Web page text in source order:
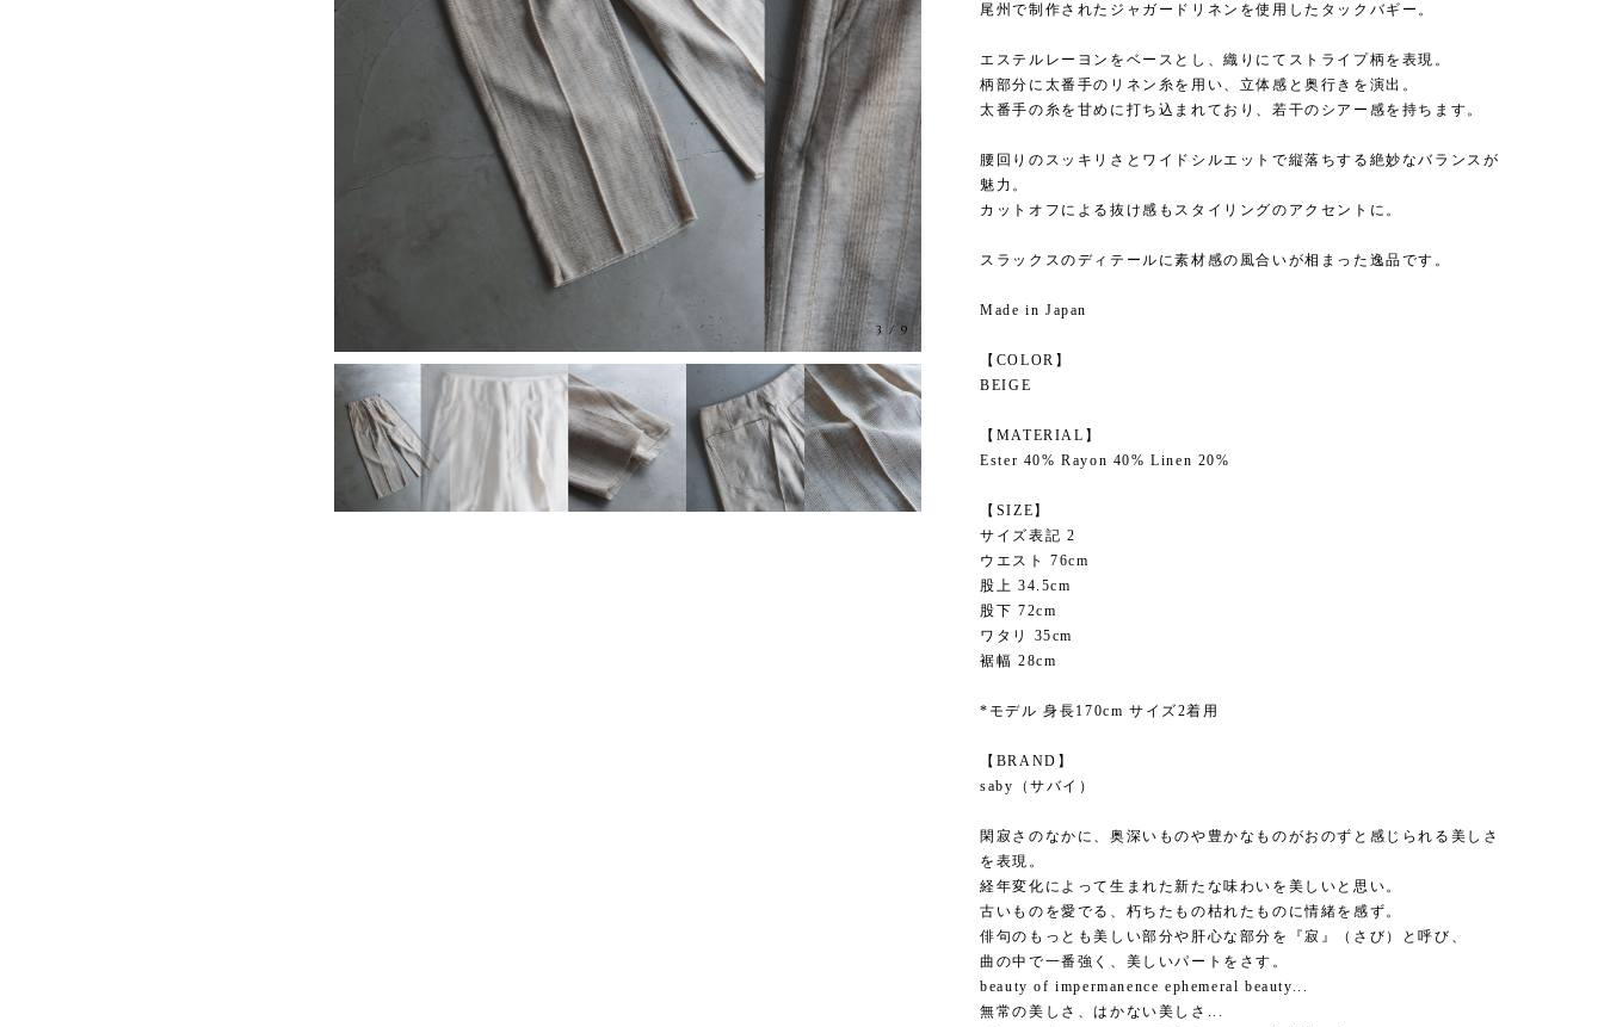
3 /9
尾州で制作されたジャガードリネンを使用したタックバギー。
エステルレーヨンをベースとし、織りにてストライプ柄を表現。
柄部分に太番手のリネン糸を用い、立体感と奥行きを演出。
太番手の糸を甘めに打ち込まれており、若干のシアー感を持ちます。
腰回りのスッキリさとワイドシルエットで縦落ちする絶妙なバランスが
魅力。
カットオフによる抜け感もスタイリングのアクセントに。
スラックスのディテールに素材感の風合いが相まった逸品です。
Made in Japan
【COLOR】
BEIGE
【MATERIAL】
Ester 40% Rayon 40% Linen 20%
【SIZE】
サイズ表記 2
ウエスト 76cm
股上 34.5cm
股下 72cm
ワタリ 35cm
裾幅 28cm
*モデル 身長170cm サイズ2着用
【BRAND】
saby（サバイ）
閑寂さのなかに、奥深いものや豊かなものがおのずと感じられる美しさ
を表現。
経年変化によって生まれた新たな味わいを美しいと思い。
古いものを愛でる、朽ちたもの枯れたものに情緒を感ず。
俳句のもっとも美しい部分や肝心な部分を『寂』（さび）と呼び、
曲の中で一番強く、美しいパートをさす。
beauty of impermanence ephemeral beauty...
無常の美しさ、はかない美しさ...